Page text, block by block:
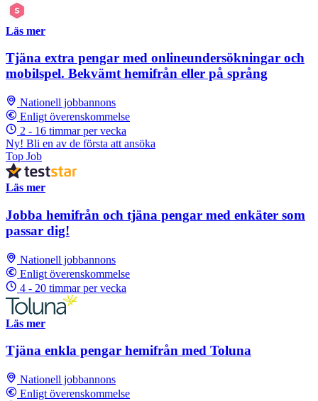
Läs mer
Tjäna extra pengar med onlineundersökningar och
mobilspel. Bekvämt hemifrån eller på språng
Nationell jobbannons
Enligt överenskommelse
2 - 16 timmar per vecka
Ny! Bli en av de första att ansöka
Top Job
Läs mer
Jobba hemifrån och tjäna pengar med enkäter som
passar dig!
Nationell jobbannons
Enligt överenskommelse
4 - 20 timmar per vecka
Läs mer
Tjäna enkla pengar hemifrån med Toluna
Nationell jobbannons
Enligt överenskommelse